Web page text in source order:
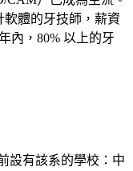
體的牙技師，薪資
內，80% 以上的牙
設有該系的學校：中